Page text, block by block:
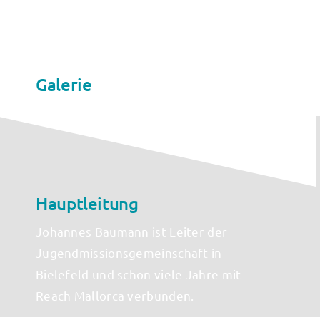
Galerie
Hauptleitung
Johannes Baumann ist Leiter der
Jugendmissionsgemeinschaft in
Bielefeld und schon viele Jahre mit
Reach Mallorca verbunden.